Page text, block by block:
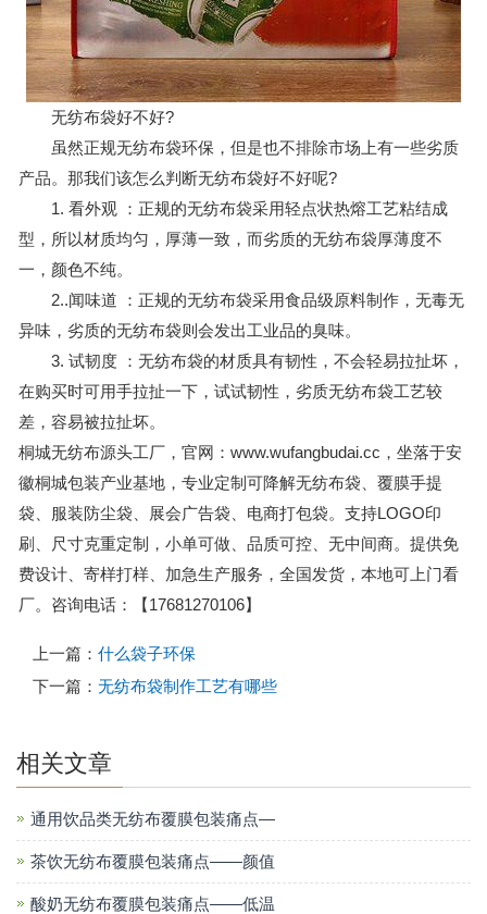
无纺布袋好不好?
虽然正规无纺布袋环保，但是也不排除市场上有一些劣质
产品。那我们该怎么判断无纺布袋好不好呢?
1. 看外观 ：正规的无纺布袋采用轻点状热熔工艺粘结成
型，所以材质均匀，厚薄一致，而劣质的无纺布袋厚薄度不
一，颜色不纯。
2..闻味道 ：正规的无纺布袋采用食品级原料制作，无毒无
异味，劣质的无纺布袋则会发出工业品的臭味。
3. 试韧度 ：无纺布袋的材质具有韧性，不会轻易拉扯坏，
在购买时可用手拉扯一下，试试韧性，劣质无纺布袋工艺较
差，容易被拉扯坏。
桐城无纺布源头工厂，官网：www.wufangbudai.cc，坐落于安
徽桐城包装产业基地，专业定制可降解无纺布袋、覆膜手提
袋、服装防尘袋、展会广告袋、电商打包袋。支持LOGO印
刷、尺寸克重定制，小单可做、品质可控、无中间商。提供免
费设计、寄样打样、加急生产服务，全国发货，本地可上门看
厂。咨询电话：【17681270106】
上一篇： 什么袋子环保
下一篇： 无纺布袋制作工艺有哪些
相关文章
通用饮品类无纺布覆膜包装痛点—
茶饮无纺布覆膜包装痛点——颜值
酸奶无纺布覆膜包装痛点——低温